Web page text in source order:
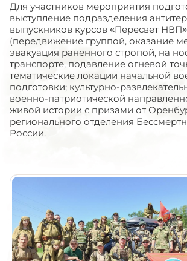
Для участников мероприятия
выступление подразделения
выпускников курсов «Пересвет НВП»
(передвижение группой, оказание
эвакуация раненного стропой, на
транспорте, подавление огневой
тематические локации начальной
подготовки; культурно-
военно-патриотической
живой истории с призами от
регионального отделения
России.